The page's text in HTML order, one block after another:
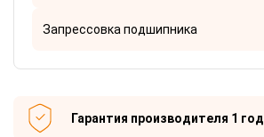
Запрессовка подшипника
Гарантия производителя 1 год